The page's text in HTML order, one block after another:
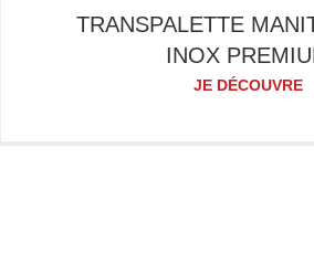
TRANSPALETTE
INOX
JE DÉCOUVRE